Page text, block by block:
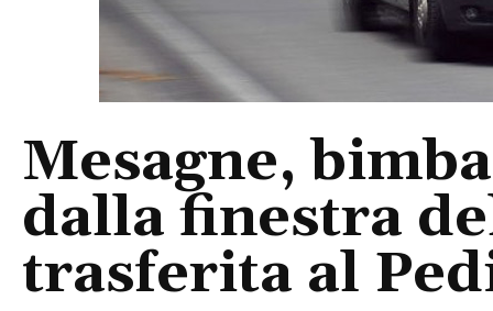
Mesagne,
dalla finestra
trasferita al